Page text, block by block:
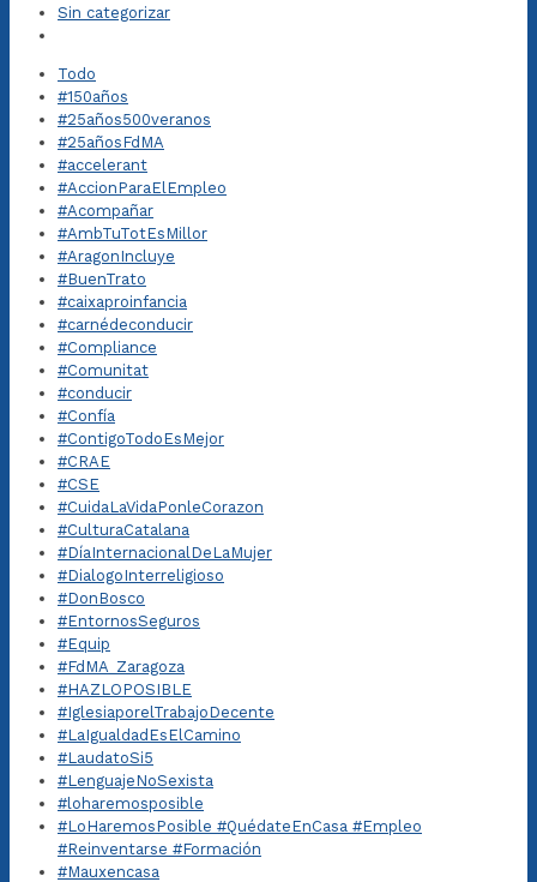
Sin categorizar
Todo
#150años
#25años500veranos
#25añosFdMA
#accelerant
#AccionParaElEmpleo
#Acompañar
#AmbTuTotEsMillor
#AragonIncluye
#BuenTrato
#caixaproinfancia
#carnédeconducir
#Compliance
#Comunitat
#conducir
#Confía
#ContigoTodoEsMejor
#CRAE
#CSE
#CuidaLaVidaPonleCorazon
#CulturaCatalana
#DíaInternacionalDeLaMujer
#DialogoInterreligioso
#DonBosco
#EntornosSeguros
#Equip
#FdMA_Zaragoza
#HAZLOPOSIBLE
#IglesiaporelTrabajoDecente
#LaIgualdadEsElCamino
#LaudatoSi5
#LenguajeNoSexista
#loharemosposible
#LoHaremosPosible #QuédateEnCasa #Empleo
#Reinventarse #Formación
#Mauxencasa